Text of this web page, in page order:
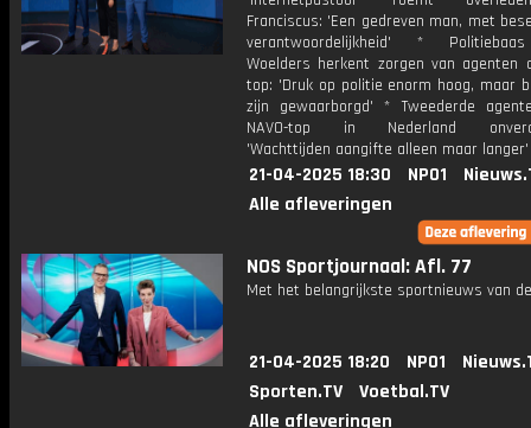
Franciscus: 'Een gedreven man, met
verantwoordelijkheid' *
Woelders herkent zorgen van agenten
top: 'Druk op politie enorm hoog, maar
zijn gewaarborgd' * Tweederde
NAVO-top in Nederland
'Wachttijden aangifte alleen maar langer'
21-04-2025 18:30 NPO1
Alle afleveringen
NOS Sportjournaal: Afl. 77
Met het belangrijkste sportnieuws van
21-04-2025 18:20 NPO1
Sporten.TV
Voetbal.TV
Alle afleveringen